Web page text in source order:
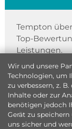
Tempton
Top-
Leistungen.
Wir und unsere
Technologien, um
zu verbessern, z.
Inhalte oder zur
benötigen jedoch
Gerät zu
uns sicher und